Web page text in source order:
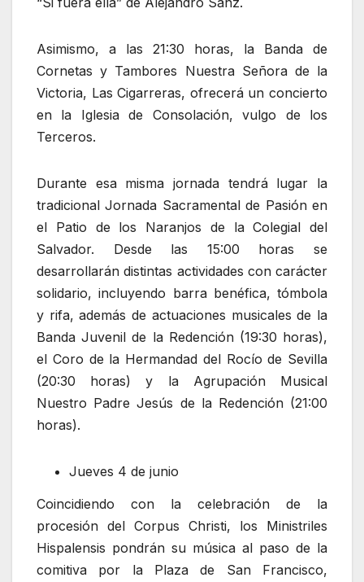
Asimismo, a las 21:30 horas, la Banda de
Cornetas y Tambores Nuestra Señora de la
Victoria, Las Cigarreras, ofrecerá un concierto
en la Iglesia de Consolación, vulgo de los
Terceros.
Durante esa misma jornada tendrá lugar la
tradicional Jornada Sacramental de Pasión en
el Patio de los Naranjos de la Colegial del
Salvador. Desde las 15:00 horas se
desarrollarán distintas actividades con carácter
solidario, incluyendo barra benéfica, tómbola
y rifa, además de actuaciones musicales de la
Banda Juvenil de la Redención (19:30 horas),
el Coro de la Hermandad del Rocío de Sevilla
(20:30 horas) y la Agrupación Musical
Nuestro Padre Jesús de la Redención (21:00
horas).
Jueves 4 de junio
Coincidiendo con la celebración de la
procesión del Corpus Christi, los Ministriles
Hispalensis pondrán su música al paso de la
comitiva por la Plaza de San Francisco,